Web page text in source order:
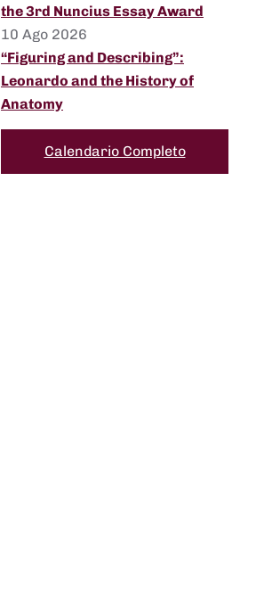
the 3rd Nuncius Essay Award
10 Ago 2026
“Figuring and Describing”:
Leonardo and the History of
Anatomy
Calendario Completo